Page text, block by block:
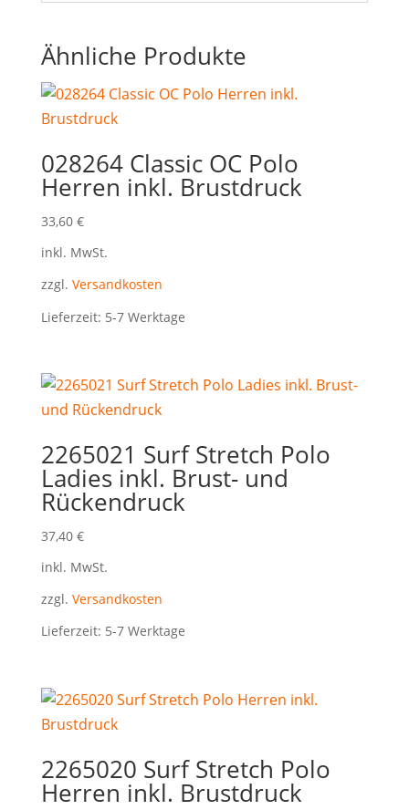
Ähnliche Produkte
028264 Classic OC Polo
Herren inkl. Brustdruck
33,60 €
inkl. MwSt.
zzgl. Versandkosten
Lieferzeit: 5-7 Werktage
2265021 Surf Stretch Polo
Ladies inkl. Brust- und
Rückendruck
37,40 €
inkl. MwSt.
zzgl. Versandkosten
Lieferzeit: 5-7 Werktage
2265020 Surf Stretch Polo
Herren inkl. Brustdruck